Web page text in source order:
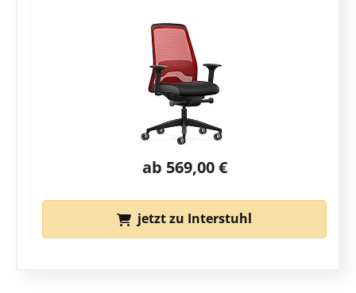
ab 569,00 €
jetzt zu Interstuhl